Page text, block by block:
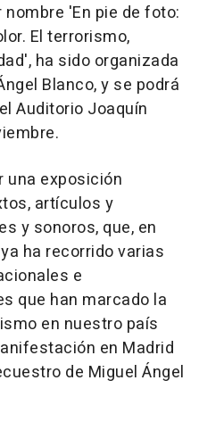
'En pie de foto:
El terrorismo,
ha sido organizada
Blanco, y se podrá
Auditorio Joaquín
una exposición
artículos y
y sonoros, que, en
ha recorrido varias
e
que han marcado la
en nuestro país
en Madrid
de Miguel Ángel